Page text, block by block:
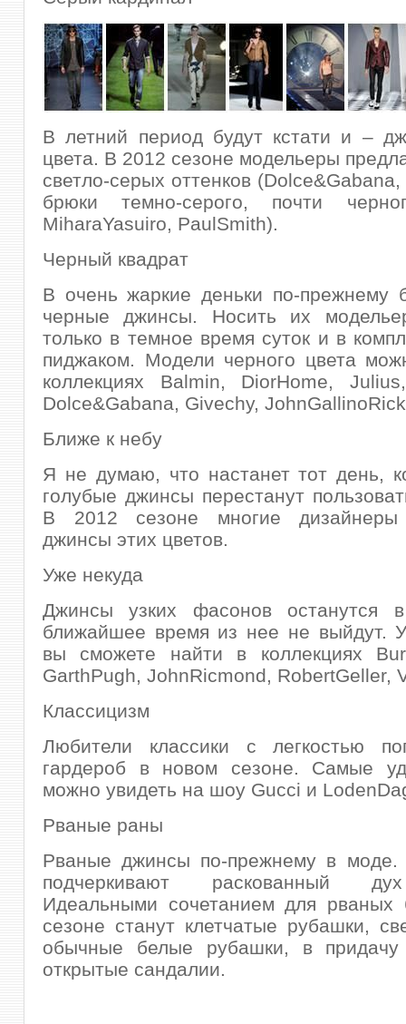
В летний период будут кстати и –
цвета. В 2012 сезоне модельеры
светло-серых оттенков
брюки темно-серого, почти
MiharaYasuiro, PaulSmith).
Черный квадрат
В очень жаркие деньки по-прежнему
черные джинсы. Носить их
только в темное время суток и в
пиджаком. Модели черного цвета
коллекциях Balmin, DiorHome,
Dolce&Gabana, Givechy,
Ближе к небу
Я не думаю, что настанет тот день,
голубые джинсы перестанут
В 2012 сезоне многие дизайнеры
джинсы этих цветов.
Уже некуда
Джинсы узких фасонов
ближайшее время из нее не выйдут.
вы сможете найти в коллекциях
GarthPugh, JohnRicmond, RobertGeller,
Классицизм
Любители классики с легкостью
гардероб в новом сезоне. Самые
можно увидеть на шоу Gucci и
Рваные раны
Рваные джинсы по-прежнему в
подчеркивают раскованный
Идеальными сочетанием для
сезоне станут клетчатые рубашки,
обычные белые рубашки, в
открытые сандалии.